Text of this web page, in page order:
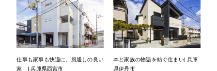
仕事も家事も快適に。風通しの良い
家 | 兵庫県西宮市
本と家族の物語を紡ぐ住まい| 兵庫
県伊丹市